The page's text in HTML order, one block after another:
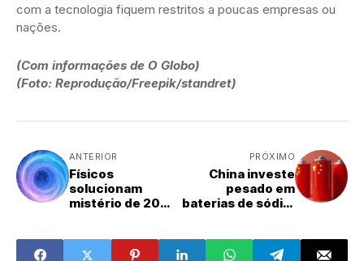
com a tecnologia fiquem restritos a poucas empresas ou
nações.
(Com informações de O Globo)
(Foto: Reprodução/Freepik/standret)
ANTERIOR
Físicos
solucionam
mistério de 20
res e antimatéria
PRÓXIMO
China investe
pesado em
baterias de sódio;